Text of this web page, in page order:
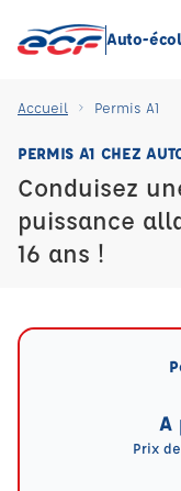
Auto-
Accueil Permis A1
PERMIS A1 CHEZ
Conduisez
puissance
16 ans !
A
Prix